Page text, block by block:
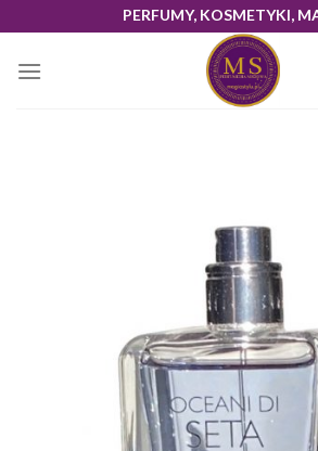
to
content
PERFUMY, KOSMETYKI,